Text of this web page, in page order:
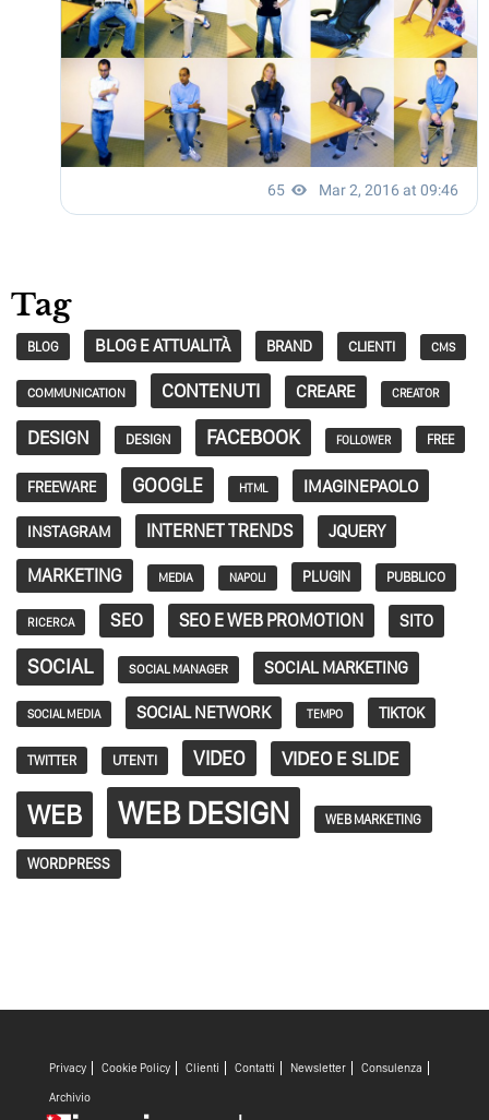
Tag
BLOG BLOG E ATTUALITÀ BRAND CLIENTI CMS
COMMUNICATION CONTENUTI CREARE CREATOR
DESIGN DESIGN FACEBOOK FOLLOWER FREE
FREEWARE GOOGLE HTML IMAGINEPAOLO
INSTAGRAM INTERNET TRENDS JQUERY
MARKETING MEDIA NAPOLI PLUGIN PUBBLICO
RICERCA SEO SEO E WEB PROMOTION SITO
SOCIAL SOCIAL MANAGER SOCIAL MARKETING
SOCIAL MEDIA SOCIAL NETWORK TEMPO TIKTOK
TWITTER UTENTI VIDEO VIDEO E SLIDE
WEB WEB DESIGN WEB MARKETING
WORDPRESS
Privacy Cookie Policy Clienti Contatti Newsletter Consulenza
Archivio